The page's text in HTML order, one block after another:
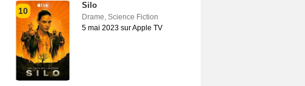
10
Silo
Drame, Science Fiction
5 mai 2023 sur Apple TV